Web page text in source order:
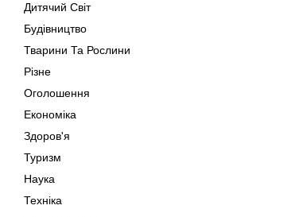
Дитячий Світ
Будівництво
Тварини Та Рослини
Різне
Оголошення
Економіка
Здоров'я
Туризм
Наука
Техніка